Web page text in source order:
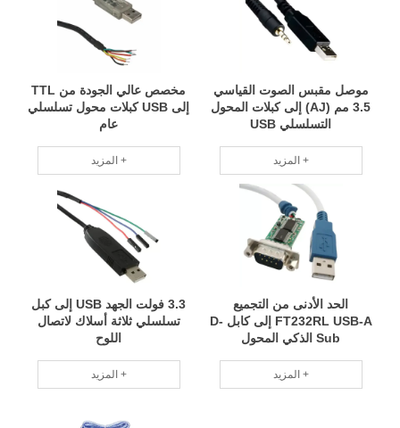
مخصص عالي الجودة من TTL
إلى USB كبلات محول تسلسلي
عام
المزيد +
موصل مقبس الصوت القياسي
3.5 مم (AJ) إلى كبلات المحول
التسلسلي USB
المزيد +
3.3 فولت الجهد USB إلى كبل
تسلسلي ثلاثة أسلاك لاتصال
اللوح
المزيد +
الحد الأدنى من التجميع
FT232RL USB-A إلى كابل D-
Sub الذكي المحول
المزيد +